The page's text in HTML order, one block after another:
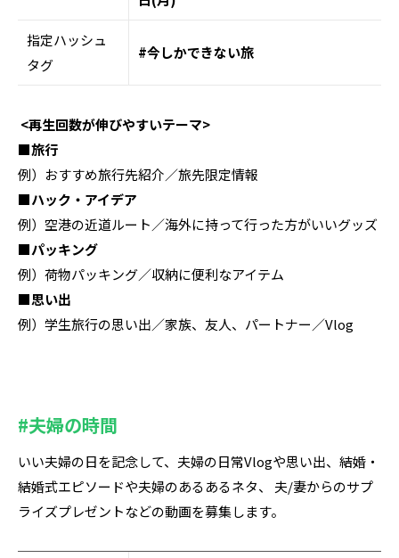
指定ハッシュ
タグ
#今しかできない旅
<再生回数が伸びやすいテーマ>
■旅行
例）おすすめ旅行先紹介／旅先限定情報
■ハック・アイデア
例）空港の近道ルート／海外に持って行った方がいいグッズ
■パッキング
例）荷物パッキング／収納に便利なアイテム
■思い出
例）学生旅行の思い出／家族、友人、パートナー／Vlog
#夫婦の時間
いい夫婦の日を記念して、夫婦の日常Vlogや思い出、結婚・
結婚式エピソードや夫婦のあるあるネタ、 夫/妻からのサプ
ライズプレゼントなどの動画を募集します。